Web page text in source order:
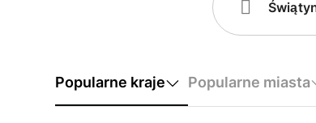
Popularne kraje Popularne miasta